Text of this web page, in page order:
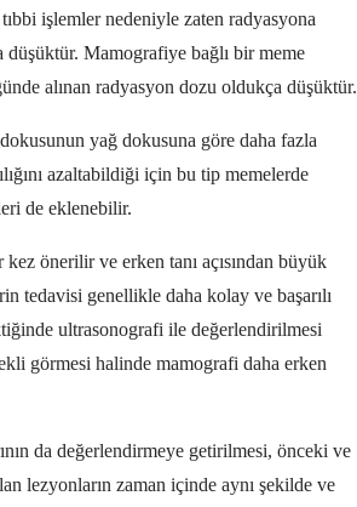
işlemler nedeniyle zaten radyasyona
düşüktür. Mamografiye bağlı bir meme
alınan radyasyon dozu oldukça düşüktür.
yağ dokusuna göre daha fazla
azaltabildiği için bu tip memelerde
de eklenebilir.
önerilir ve erken tanı açısından büyük
tedavisi genellikle daha kolay ve başarılı
ultrasonografi ile değerlendirilmesi
görmesi halinde mamografi daha erken
da değerlendirmeye getirilmesi, önceki ve
lezyonların zaman içinde aynı şekilde ve